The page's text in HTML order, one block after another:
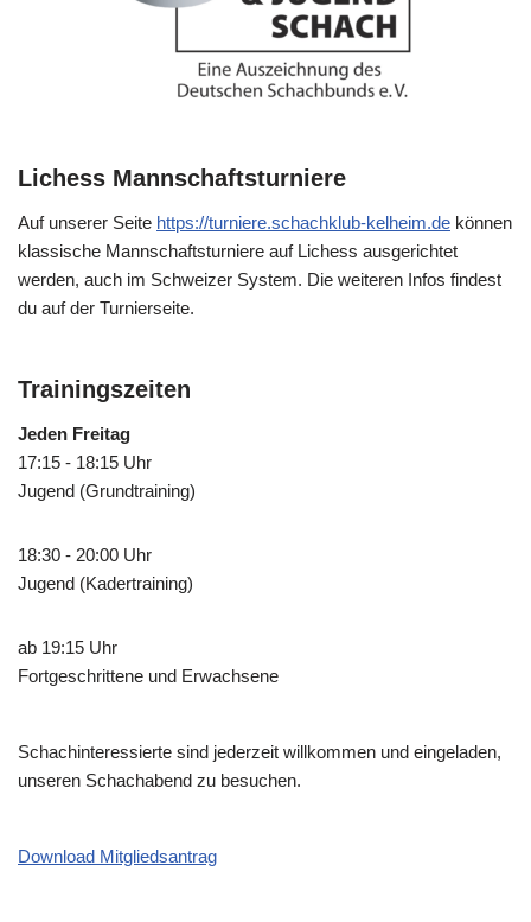
Lichess Mannschaftsturniere
Auf unserer Seite https://turniere.schachklub-kelheim.de können
klassische Mannschaftsturniere auf Lichess ausgerichtet
werden, auch im Schweizer System. Die weiteren Infos findest
du auf der Turnierseite.
Trainingszeiten
Jeden Freitag
17:15 - 18:15 Uhr
Jugend (Grundtraining)
18:30 - 20:00 Uhr
Jugend (Kadertraining)
ab 19:15 Uhr
Fortgeschrittene und Erwachsene
Schachinteressierte sind jederzeit willkommen und eingeladen,
unseren Schachabend zu besuchen.
Download Mitgliedsantrag